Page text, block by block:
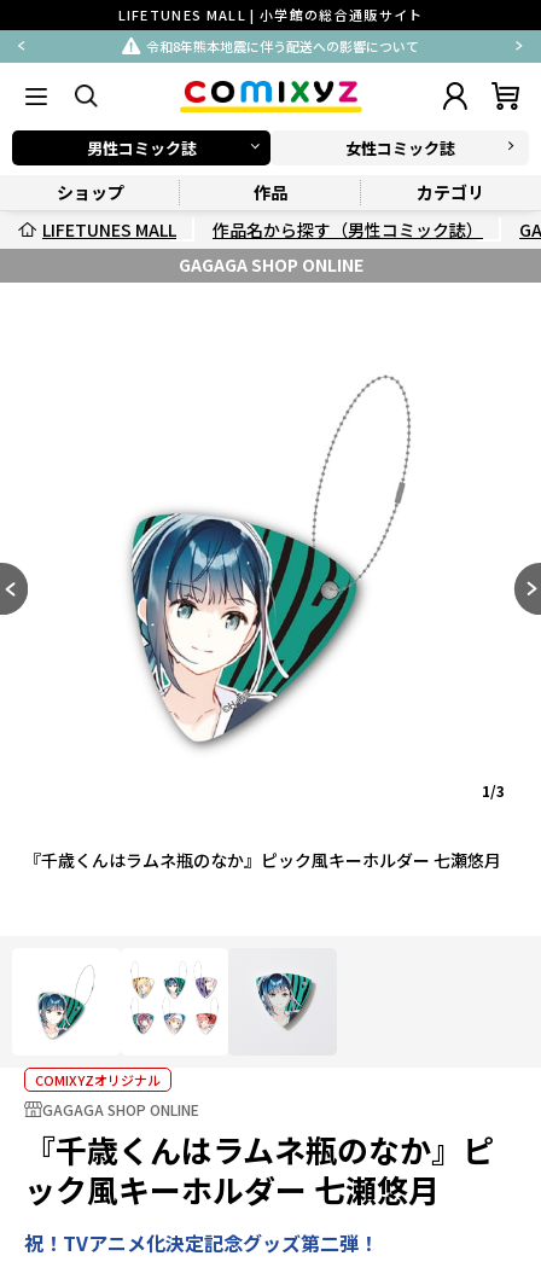
LIFETUNES MALL | 小学館の総合通販サイト
令和8年熊本地震に伴う配送への影響について
男性コミック誌 女性コミック誌
ショップ 作品
カテゴリ
LIFETUNES MALL
作品名から探す（男性コミック誌）
GAGAGA SHOP ONLINE
『千歳くんはラムネ瓶のなか』ピック風キーホルダー 七瀬悠月
1/3
COMIXYZオリジナル
GAGAGA SHOP ONLINE
『千歳くんはラムネ瓶のなか』ピ
ック風キーホルダー 七瀬悠月
祝！TVアニメ化決定記念グッズ第二弾！